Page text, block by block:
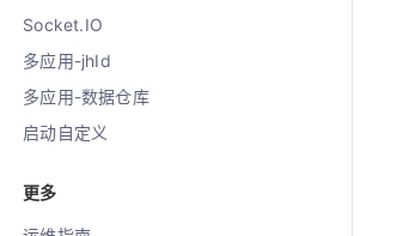
Socket.IO
多应用-jhId
多应用-数据仓库
启动自定义
更多